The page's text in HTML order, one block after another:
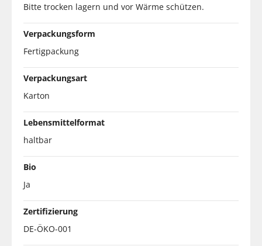
Bitte trocken lagern und vor Wärme schützen.
Verpackungsform
Fertigpackung
Verpackungsart
Karton
Lebensmittelformat
haltbar
Bio
Ja
Zertifizierung
DE-ÖKO-001